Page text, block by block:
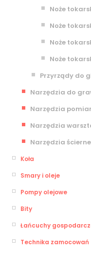
Noże
Noże
Noże
Noże
Przyrządy do
Narzędzia do
Narzędzia
Narzędzia
Narzędzia ścierne
Koła
Smary i oleje
Pompy olejowe
Bity
Łańcuchy
Technika zamocowań